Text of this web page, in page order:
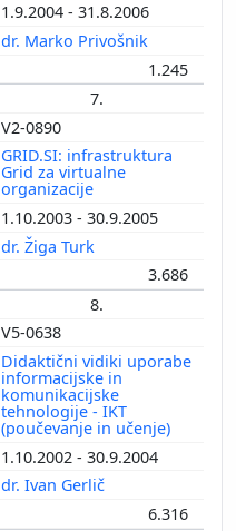
1.9.2004 - 31.8.2006
dr. Marko Privošnik
1.245
7.
V2-0890
GRID.SI: infrastruktura
Grid za virtualne
organizacije
1.10.2003 - 30.9.2005
dr. Žiga Turk
3.686
8.
V5-0638
Didaktični vidiki uporabe
informacijske in
komunikacijske
tehnologije - IKT
(poučevanje in učenje)
1.10.2002 - 30.9.2004
dr. Ivan Gerlič
6.316